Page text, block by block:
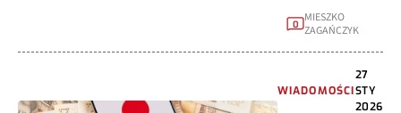
0
MIESZKO
ZAGAŃCZYK
WIADOMOŚCI
27
STY
2026